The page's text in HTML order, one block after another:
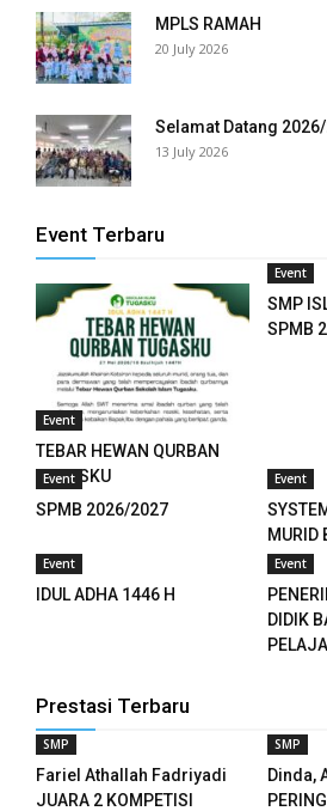
MPLS RAMAH
20 July 2026
Selamat Datang
13 July 2026
Event Terbaru
Event
TEBAR HEWAN QURBAN
TUGASKU
Event
SMP
SPMB
Event
SPMB 2026/2027
Event
MURID
Event
IDUL ADHA 1446 H
Event
DIDIK
Prestasi Terbaru
SMP
Fariel Athallah Fadriyadi
JUARA 2 KOMPETISI
SMP
Dinda,